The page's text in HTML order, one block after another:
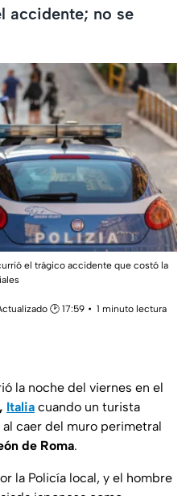
accidente; no se
el trágico accidente que costó la
🕑 17:59
1 minuto lectura
la noche del viernes en el
Italia cuando un turista
caer del muro perimetral
de Roma.
la Policía local, y el hombre